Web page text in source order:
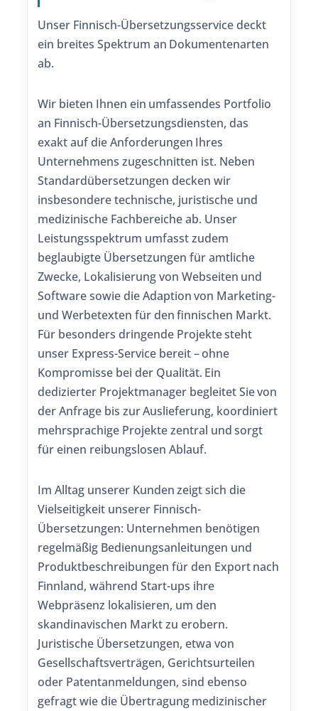
Unser Finnisch-Übersetzungsservice deckt
ein breites Spektrum an Dokumentenarten
ab.
Wir bieten Ihnen ein umfassendes Portfolio
an Finnisch-Übersetzungsdiensten, das
exakt auf die Anforderungen Ihres
Unternehmens zugeschnitten ist. Neben
Standardübersetzungen decken wir
insbesondere technische, juristische und
medizinische Fachbereiche ab. Unser
Leistungsspektrum umfasst zudem
beglaubigte Übersetzungen für amtliche
Zwecke, Lokalisierung von Webseiten und
Software sowie die Adaption von Marketing-
und Werbetexten für den finnischen Markt.
Für besonders dringende Projekte steht
unser Express-Service bereit – ohne
Kompromisse bei der Qualität. Ein
dedizierter Projektmanager begleitet Sie von
der Anfrage bis zur Auslieferung, koordiniert
mehrsprachige Projekte zentral und sorgt
für einen reibungslosen Ablauf.
Im Alltag unserer Kunden zeigt sich die
Vielseitigkeit unserer Finnisch-
Übersetzungen: Unternehmen benötigen
regelmäßig Bedienungsanleitungen und
Produktbeschreibungen für den Export nach
Finnland, während Start-ups ihre
Webpräsenz lokalisieren, um den
skandinavischen Markt zu erobern.
Juristische Übersetzungen, etwa von
Gesellschaftsverträgen, Gerichtsurteilen
oder Patentanmeldungen, sind ebenso
gefragt wie die Übertragung medizinischer